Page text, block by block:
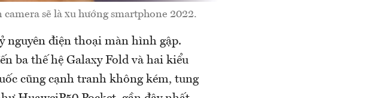
sẽ là xu hướng smartphone 2022.
nguyên điện thoại màn hình gập.
ba thế hệ Galaxy Fold và hai kiểu
cũng cạnh tranh không kém, tung